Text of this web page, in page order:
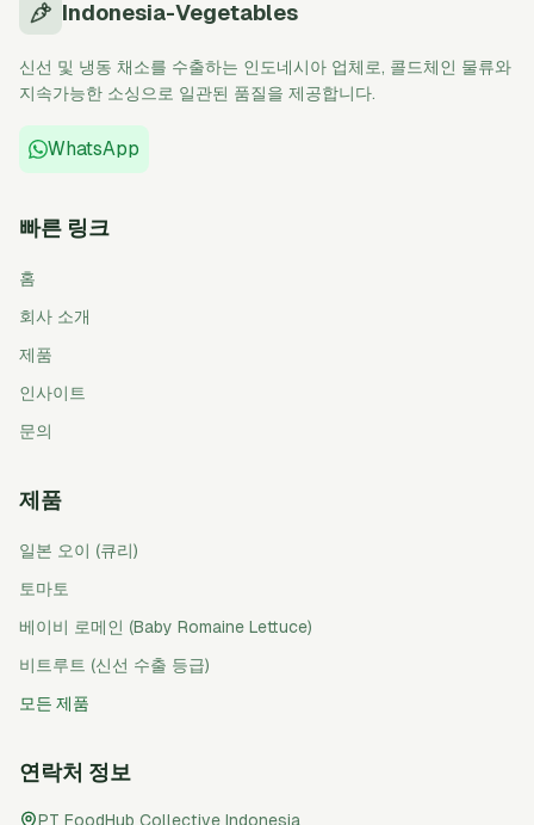
Indonesia-Vegetables
신선 및 냉동 채소를 수출하는 인도네시아 업체로, 콜드체인 물류와
지속가능한 소싱으로 일관된 품질을 제공합니다.
WhatsApp
빠른 링크
홈
회사 소개
제품
인사이트
문의
제품
일본 오이 (큐리)
토마토
베이비 로메인 (Baby Romaine Lettuce)
비트루트 (신선 수출 등급)
모든 제품
연락처 정보
PT FoodHub Collective Indonesia